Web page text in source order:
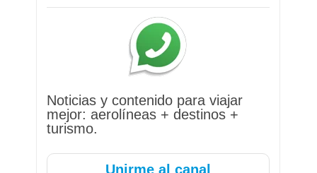
Noticias y contenido para viajar
mejor: aerolíneas + destinos +
turismo.
Unirme al canal